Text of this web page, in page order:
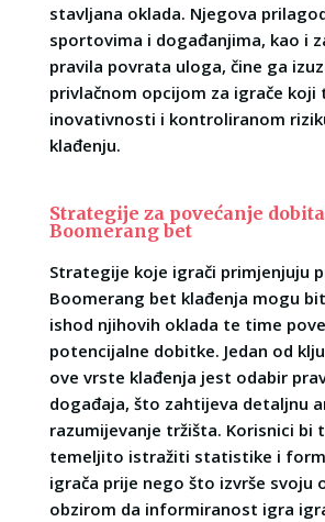
stavljana oklada. Njegova
sportovima i događanjima, kao i
pravila povrata uloga, čine ga
privlačnom opcijom za igrače koji
inovativnosti i kontroliranom
klađenju.
Strategije za povećanje
Boomerang bet
Strategije koje igrači primjenjuju
Boomerang bet klađenja mogu
ishod njihovih oklada te time
potencijalne dobitke. Jedan od
ove vrste klađenja jest odabir
događaja, što zahtijeva detaljnu
razumijevanje tržišta. Korisnici bi
temeljito istražiti statistike i
igrača prije nego što izvrše svoju
obzirom da informiranost igra